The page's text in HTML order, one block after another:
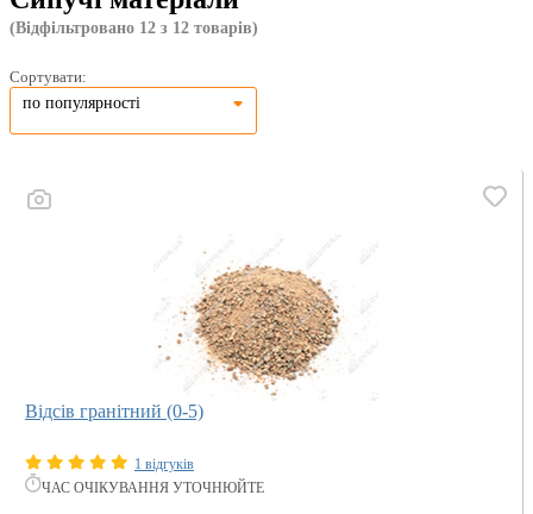
(Відфільтровано 12 з 12 товарів)
Сортувати:
по популярності
Відсів гранітний (0-5)
1 відгуків
ЧАС ОЧІКУВАННЯ УТОЧНЮЙТЕ